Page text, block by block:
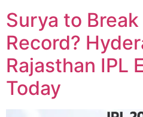
Surya to
Record?
Rajasthan IPL
Today